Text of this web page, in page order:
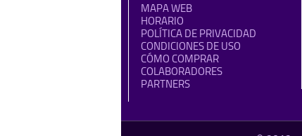
MAPA WEB
HORARIO
POLÍTICA DE PRIVACIDAD
CONDICIONES DE USO
CÓMO COMPRAR
COLABORADORES
PARTNERS